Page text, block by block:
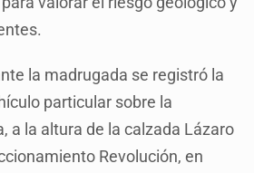
la madrugada se registró la
particular sobre la
a la altura de la calzada Lázaro
Revolución, en